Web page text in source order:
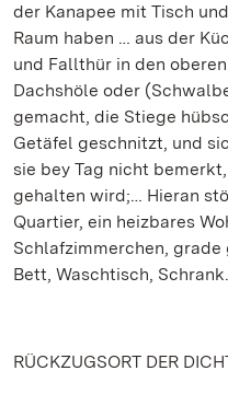
der Kanapee mit Tisch
Raum haben … aus der
und Fallthür in den
Dachshöle oder
gemacht, die Stiege
Getäfel geschnitzt, und
sie bey Tag nicht
gehalten wird;… Hieran
Quartier, ein heizbares
Schlafzimmerchen,
Bett, Waschtisch,
RÜCKZUGSORT DER